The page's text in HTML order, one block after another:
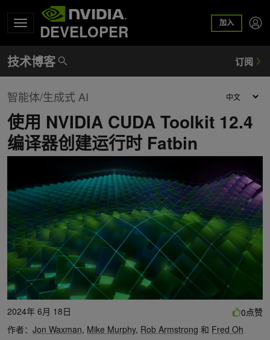
DEVELOPER 加入
智能体/生成式 AI
使用 NVIDIA CUDA Toolkit 12.4
编译器创建运行时 Fatbin
2024年 6月 18日
作者： Jon Waxman, Mike Murphy, Rob Armstrong 和 Fred Oh
0点赞